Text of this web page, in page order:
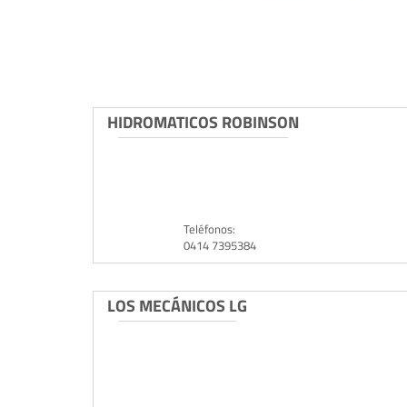
HIDROMATICOS ROBINSON
Teléfonos:
0414 7395384
LOS MECÁNICOS LG